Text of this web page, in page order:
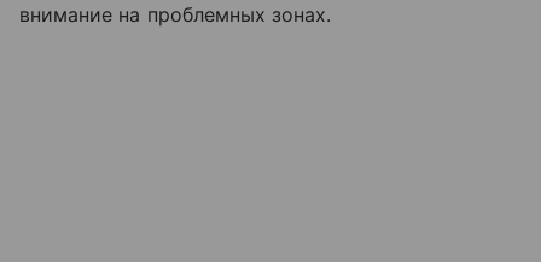
внимание на проблемных зонах.